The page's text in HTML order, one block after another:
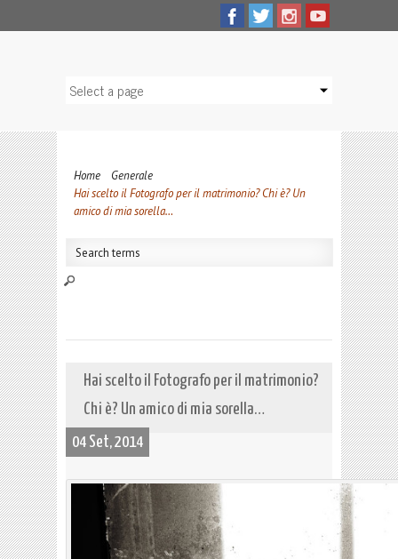
Home
Generale
Hai scelto il Fotografo per il matrimonio? Chi è? Un
amico di mia sorella…
Hai scelto il Fotografo per il matrimonio?
Chi è? Un amico di mia sorella…
04 Set, 2014